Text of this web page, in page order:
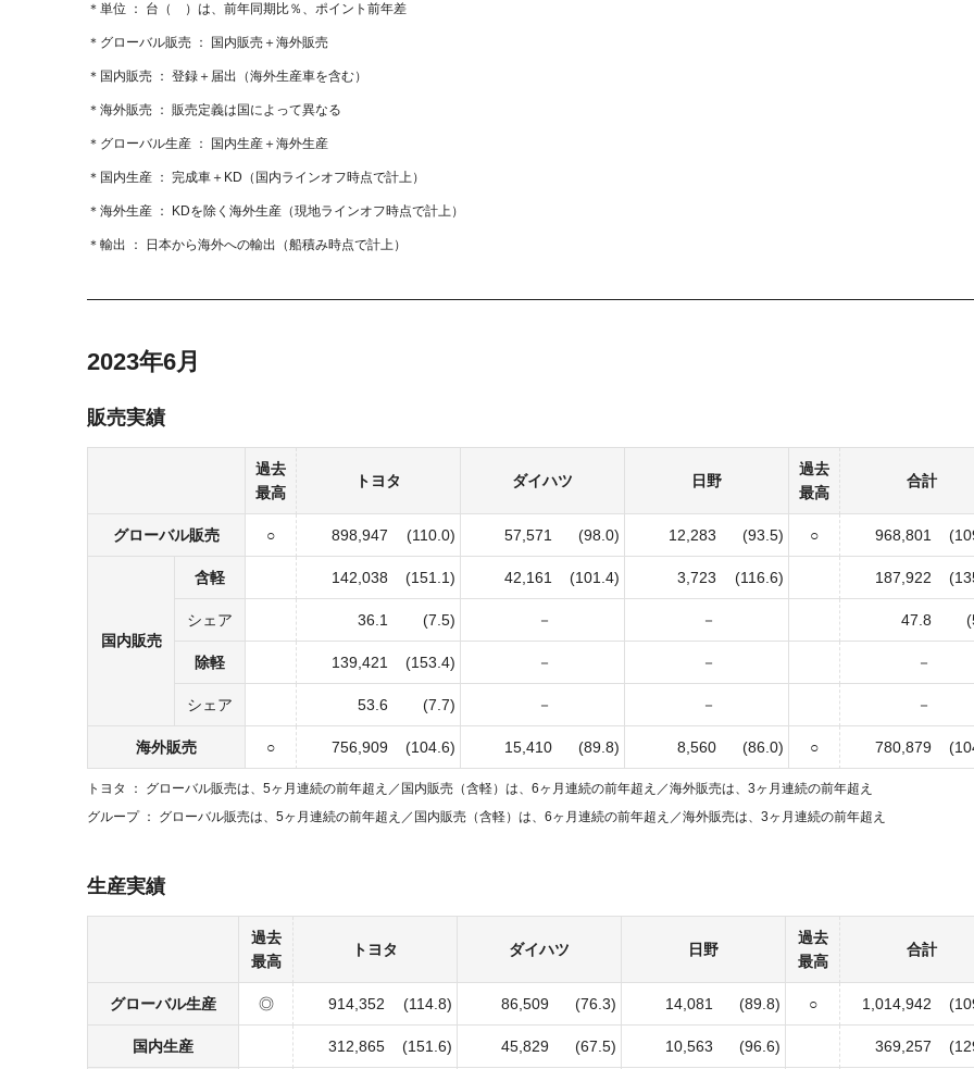
単位 台（ ）は、前年同期比％、ポイント前年差
グローバル販売 国内販売＋海外販売
国内販売 登録＋届出 （海外生産車を含む）
海外販売 販売定義は国によって異なる
グローバル生産 国内生産＋海外生産
国内生産 完成車＋KD （国内ラインオフ時点で計上）
海外生産 KDを除く海外生産 （現地ラインオフ時点で計上）
輸出 日本から海外への輸出 （船積み時点で計上）
2023年6月
販売実績
過去
最高
トヨタ ダイハツ 日野
過去
最高
合計
グローバル販売 ○ 898,947 (110.0) 57,571 (98.0) 12,283 (93.5) ○ 968,801
国内販売
含軽 142,038 (151.1) 42,161 (101.4) 3,723 (116.6) 187,922
シェア 36.1 (7.5) － － 47.8
除軽 139,421 (153.4) － － －
シェア 53.6 (7.7) － － －
海外販売 ○ 756,909 (104.6) 15,410 (89.8) 8,560 (86.0) ○ 780,879
トヨタ グローバル販売は、5ヶ月連続の前年超え／ 国内販売（含軽）は、6ヶ月連続の前年超え／海外販売は、3ヶ月連続の前年超え
グループ
グローバル販売は、5ヶ月連続の前年超え／ 国内販売（含軽）は、6ヶ月連続の前年超え／海外販売は、3ヶ月連続の前年超え
生産実績
過去
最高
トヨタ ダイハツ 日野
過去
最高
合計
グローバル生産 ◎ 914,352 (114.8) 86,509 (76.3) 14,081 (89.8) ○ 1,014,942
国内生産 312,865 (151.6) 45,829 (67.5) 10,563 (96.6) 369,257